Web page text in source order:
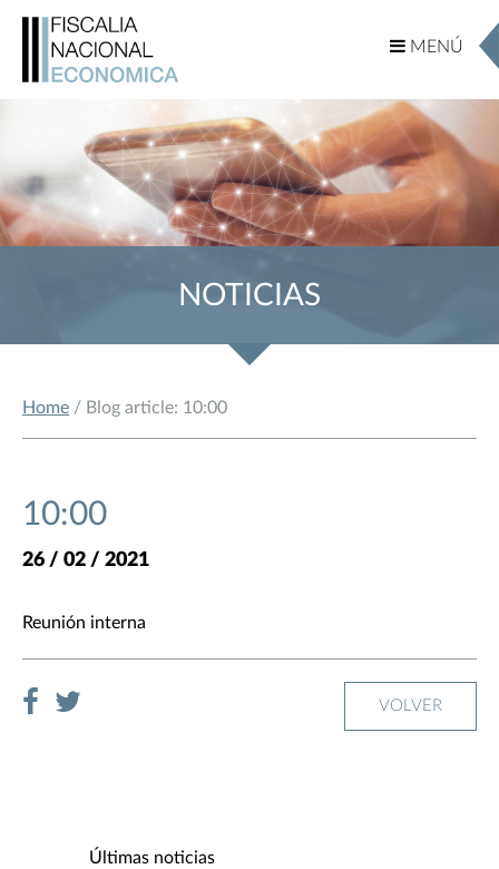
MENÚ
MENÚ
NOTICIAS
Home / Blog article: 10:00
10:00
26 / 02 / 2021
Reunión interna
VOLVER
Últimas noticias